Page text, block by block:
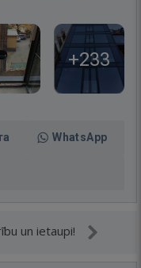
+233
WhatsApp
un ietaupi!